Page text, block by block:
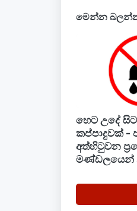
වෙඩික්කරු
පොලිස්
මෙන්න
හෙට උදේ
කප්පාදුවක් -
අත්හිටුවන
මණ්ඩලයෙන්